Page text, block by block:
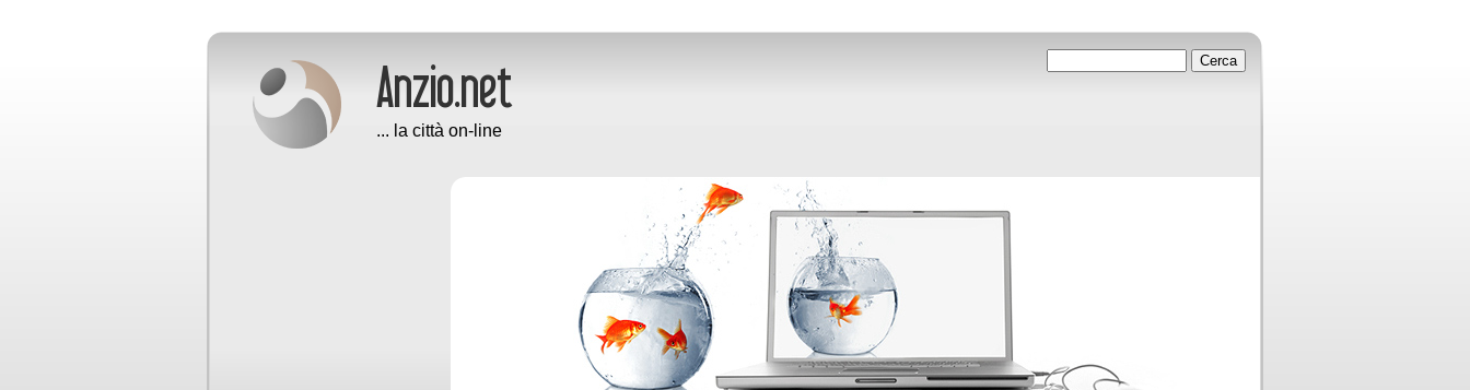
... la città on-line